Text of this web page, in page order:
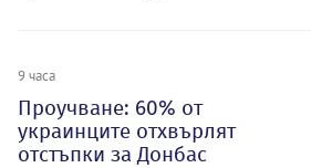
9 часа
Проучване: 60% от
украинците отхвърлят
отстъпки за Донбас